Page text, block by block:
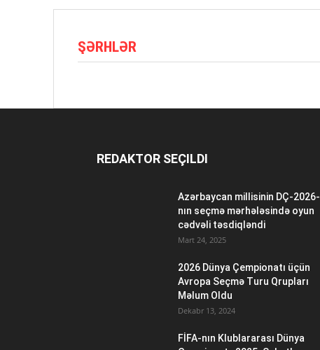
ŞƏRHLƏR
REDAKTOR SEÇILDI
Azərbaycan millisinin DÇ-2026-
nın seçmə mərhələsində oyun
cədvəli təsdiqləndi
Mart 24, 2025
2026 Dünya Çempionatı üçün
Avropa Seçmə Turu Qrupları
Məlum Oldu
Dekabr 13, 2024
FİFA-nın Klublararası Dünya